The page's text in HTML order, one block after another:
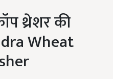
थ्रेशर की
Wheat